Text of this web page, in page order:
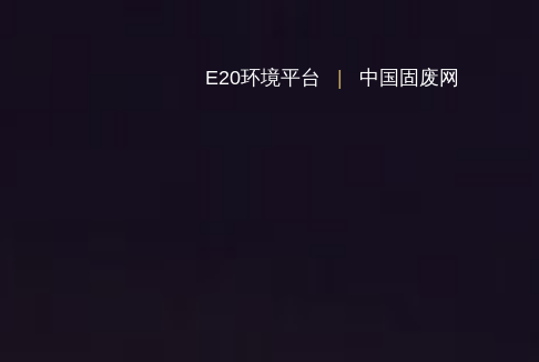
E20环境平台 中国固废网